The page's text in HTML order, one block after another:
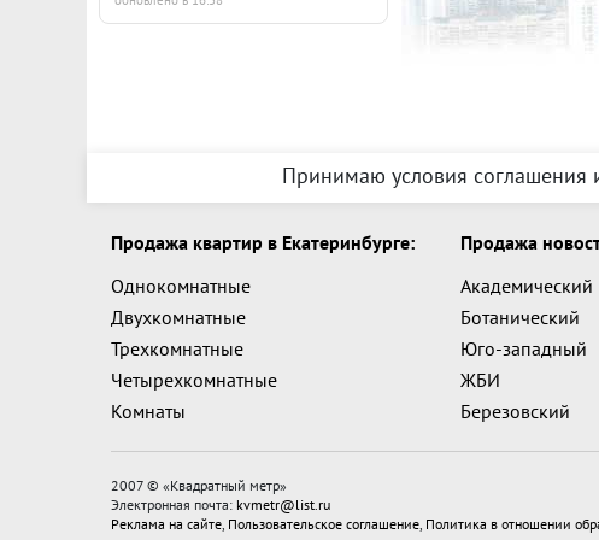
коммунальные
вносится
Принимаю условия соглашения
Продажа квартир в Екатеринбурге:
Однокомнатные
Двухкомнатные
Трехкомнатные
Четырехкомнатные
Комнаты
Продажа
Академический
Ботанический
Юго-западный
ЖБИ
Березовский
2007 © «Квадратный метр»
Электронная почта: kvmetr@list.ru
Реклама на сайте, Пользовательское соглашение, Политика в отношении